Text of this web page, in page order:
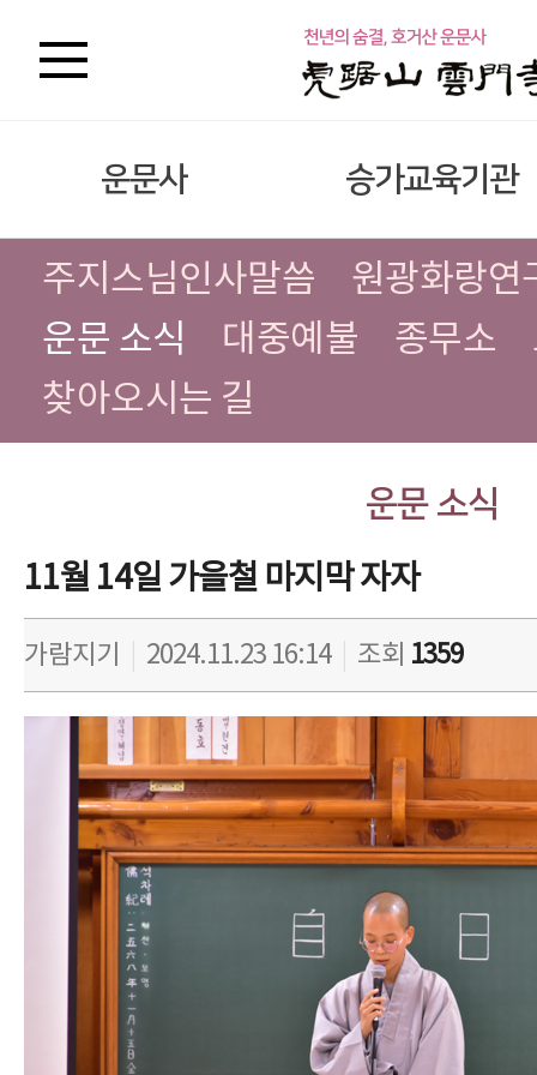
운문사 승가교육기관
주지스님인사말씀
원광화랑연
운문 소식
대중예불 종무소
찾아오시는 길
운문 소식
11월 14일 가을철 마지막 자자
가람지기 2024.11.23 16:14 조회 1359